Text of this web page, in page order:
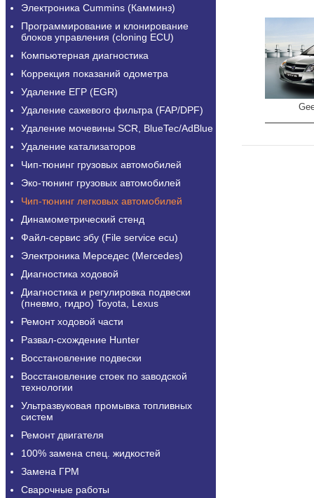
Электроника Cummins (Камминз)
Программирование и клонирование
блоков управления (cloning ECU)
Компьютерная диагностика
Коррекция показаний одометра
Удаление ЕГР (EGR)
Удаление сажевого фильтра (FAP/DPF)
Удаление мочевины SCR, BlueTec/AdBlue
Удаление катализаторов
Чип-тюнинг грузовых автомобилей
Эко-тюнинг грузовых автомобилей
Чип-тюнинг легковых автомобилей
Динамометрический стенд
Файл-сервис эбу (File service ecu)
Электроника Мерседес (Mercedes)
Диагностика ходовой
Диагностика и регулировка подвески
(пневмо, гидро) Toyota, Lexus
Ремонт ходовой части
Развал-схождение Hunter
Восстановление подвески
Восстановление стоек по заводской
технологии
Ультразвуковая промывка топливных
систем
Ремонт двигателя
100% замена спец. жидкостей
Замена ГРМ
Сварочные работы